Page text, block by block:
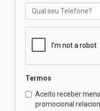
Termos
Aceito receber
promocional